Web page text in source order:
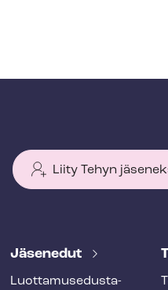
Liity Tehyn
T
Jäsenedut
Luot­ta­muse­dus­ta­